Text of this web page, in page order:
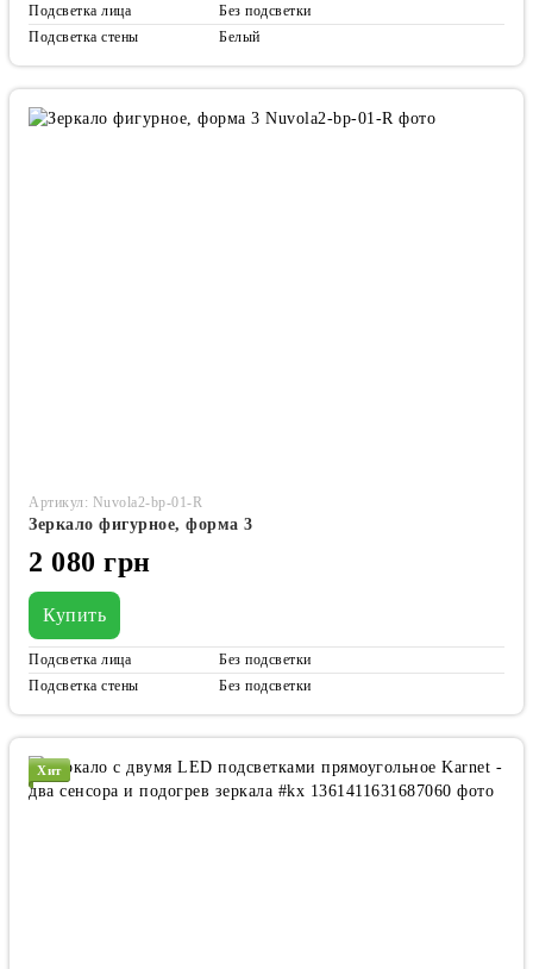
Подсветка лица
Без подсветки
Подсветка стены
Белый
Артикул: Nuvola2-bp-01-R
Зеркало фигурное, форма 3
2 080 грн
Купить
Подсветка лица
Без подсветки
Подсветка стены
Без подсветки
Хит